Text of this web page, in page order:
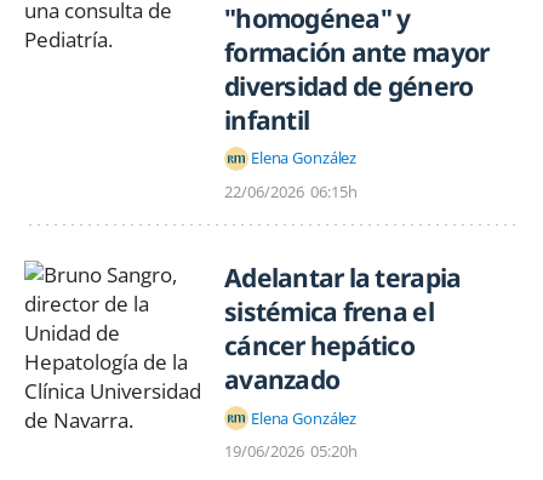
"homogénea" y
formación ante mayor
diversidad de género
infantil
Elena González
22/06/2026 06:15h
Adelantar la terapia
sistémica frena el
cáncer hepático
avanzado
Elena González
19/06/2026 05:20h